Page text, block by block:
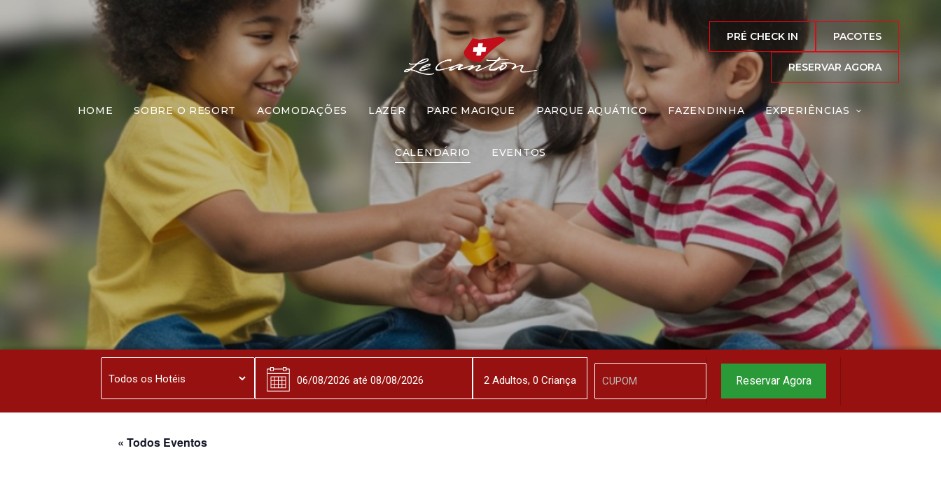
PRÉ CHECK IN PACOTES
RESERVAR AGORA
HOME SOBRE O RESORT ACOMODAÇÕES LAZER PARC MAGIQUE PARQUE AQUÁTICO FAZENDINHA EXPERIÊNCIAS
CALENDÁRIO EVENTOS
Jogo das Bolinhas
« Todos Eventos
2Adultos, 0 Criança
Reserve agora, com
o melhor preço
garantido
▼
Reservar Agora